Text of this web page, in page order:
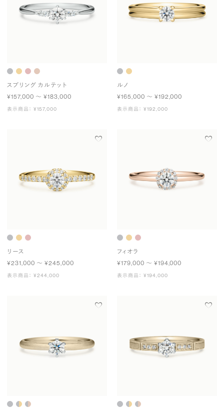
スプリング カルテット
¥157,000 〜 ¥183,000
表示商品： ¥157,000
ルノ
¥165,000 〜 ¥192,000
表示商品： ¥192,000
リース
¥231,000 〜 ¥245,000
表示商品： ¥244,000
フィオラ
¥179,000 〜 ¥194,000
表示商品： ¥194,000